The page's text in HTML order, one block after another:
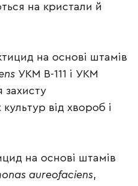
на кристали й
на основі штамів
УКМ В-111 і УКМ
захисту
від хвороб і
на основі штамів
aureofaciens,